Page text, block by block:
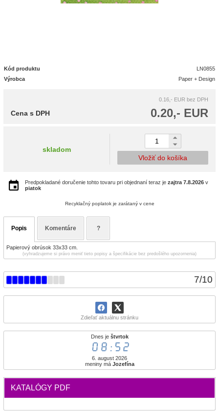
7/10
Zdieľať aktuálnu stránku
Dnes je štvrtok
08:52
6. august 2026
meniny má Jozefína
KATALÓGY PDF
Kód produktu
LN0855
Výrobca
Paper + Design
0.16,- EUR bez DPH
0.20,- EUR
Cena s DPH
skladom
Vložiť do košíka
Predpokladané doručenie tohto tovaru pri objednaní teraz je zajtra 7.8.2026 v
piatok
Recyklačný poplatok je zarátaný v cene
Popis Komentáre ?
Papierový obrúsok 33x33 cm.
(vyhradzujeme si právo meniť tieto popisy a špecifikácie bez predošlého upozornenia)